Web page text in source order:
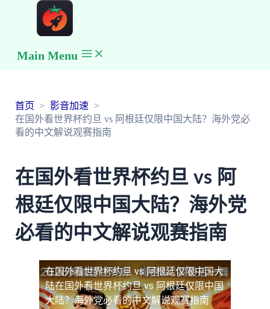
Main Menu
首页
影音加速
在国外看世界杯约旦 vs 阿根廷仅限中国大陆？海外党必
看的中文解说观赛指南
在国外看世界杯约旦 vs 阿
根廷仅限中国大陆？海外党
必看的中文解说观赛指南
在国外看世界杯约旦 vs 阿根廷仅限中国大
陆在国外看世界杯约旦 vs 阿根廷仅限中国
大陆？海外党必看的中文解说观赛指南